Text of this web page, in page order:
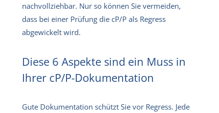
nachvollziehbar. Nur so können Sie vermeiden,
dass bei einer Prüfung die cP/P als Regress
abgewickelt wird.
Diese 6 Aspekte sind ein Muss in
Ihrer cP/P-Dokumentation
Gute Dokumentation schützt Sie vor Regress. Jede